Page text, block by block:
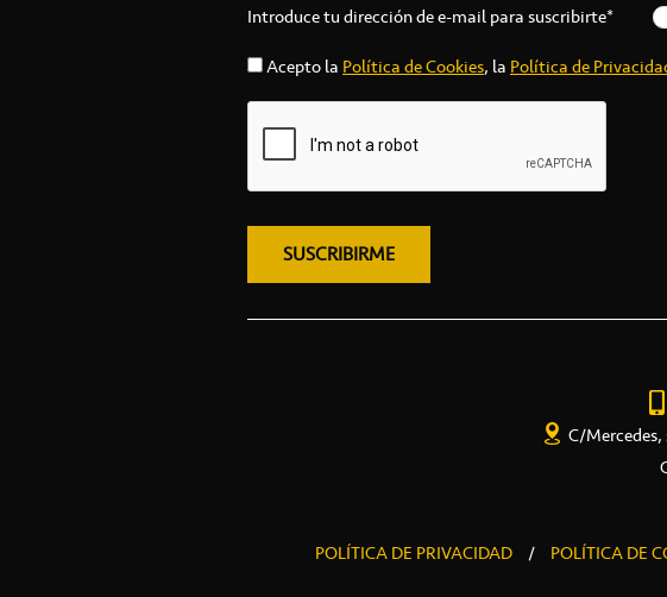
Introduce tu dirección de e-mail para suscribirte*
Acepto la Política de Cookies, la Política de
C/
POLÍTICA DE PRIVACIDAD / POLÍTICA DE